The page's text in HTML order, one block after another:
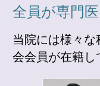
全員が専門
当院には様々
会会員が在籍し